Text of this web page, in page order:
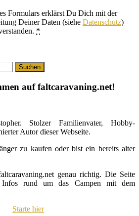
Formulars erklärst Du Dich mit der
Deiner Daten (siehe Datenschutz)
*
auf faltcaravaning.net!
Stolzer Familienvater, Hobby-
Autor dieser Webseite.
zu kaufen oder bist ein bereits alter
genau richtig. Die Seite
Infos rund um das Campen mit dem
Starte hier